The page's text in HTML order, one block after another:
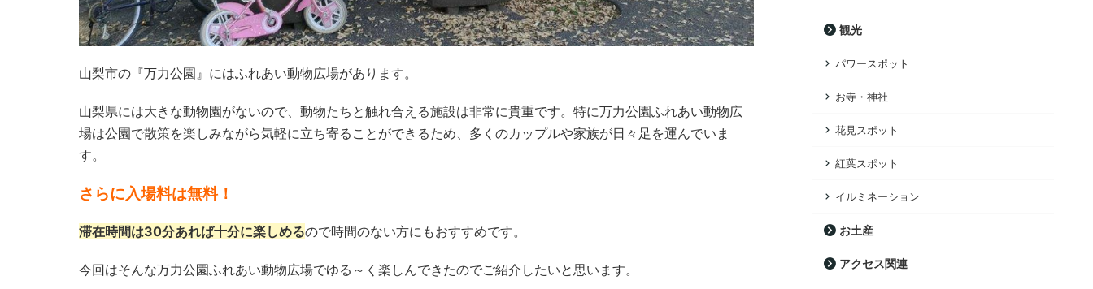
山梨市の『万力公園』にはふれあい動物広場があります。
山梨県には大きな動物園がないので、動物たちと触れ合える施設は非常に貴重です。特に万力公園ふれあい動物広
場は公園で散策を楽しみながら気軽に立ち寄ることができるため、多くのカップルや家族が日々足を運んでいま
す。
さらに入場料は無料！
滞在時間は30分あれば十分に楽しめるので時間のない方にもおすすめです。
今回はそんな万力公園ふれあい動物広場でゆる～く楽しんできたのでご紹介したいと思います。
観光
パワースポット
お寺・神社
花見スポット
紅葉スポット
イルミネーション
お土産
アクセス関連